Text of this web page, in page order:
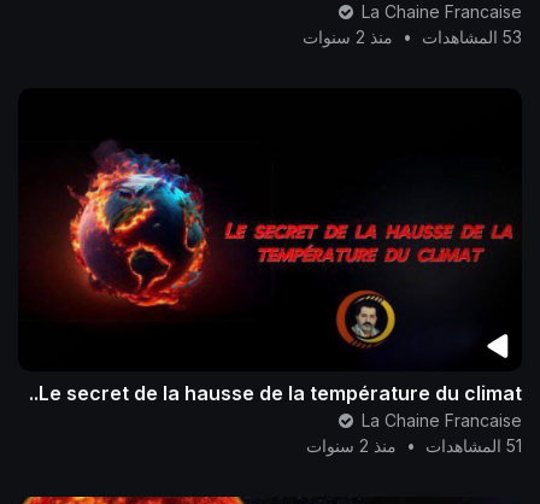
La Chaine Francaise
53 المشاهدات
• منذ 2 سنوات
Le secret de la hausse de la température du climat..
La Chaine Francaise
51 المشاهدات
• منذ 2 سنوات